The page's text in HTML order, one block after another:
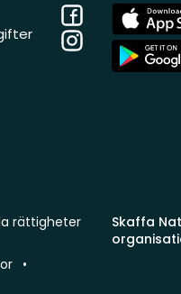
Facebook
Instagram
App
Store
App
Store
Skaffa
rättigheter